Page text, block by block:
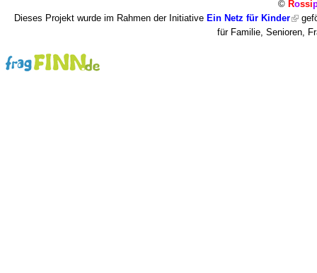
© Rossi
Dieses Projekt wurde im Rahmen der Initiative Ein Netz für Kinder
für Familie, Senioren,